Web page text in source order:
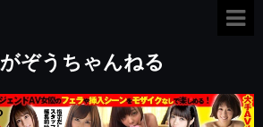
ぞうちゃんねる